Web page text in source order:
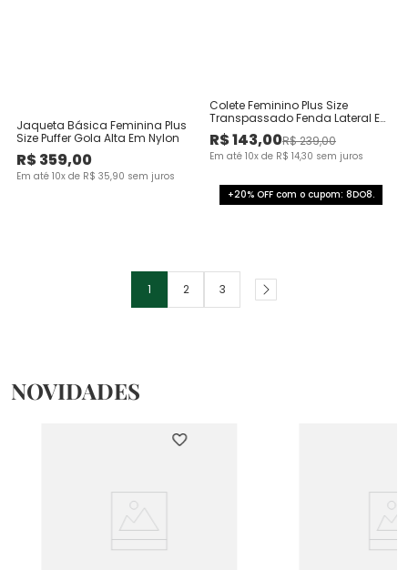
Jaqueta Básica Feminina Plus
Size Puffer Gola Alta Em Nylon
R$359,00
Em até 10x de R$ 35,90 sem juros
Colete Feminino Plus Size
Transpassado Fenda Lateral Em
Tecido Alfaiataria
R$143,00R$239,00
Em até 10x de R$ 14,30 sem juros
+20% OFF com o cupom: 8DO8.
1 2 3
NOVIDADES